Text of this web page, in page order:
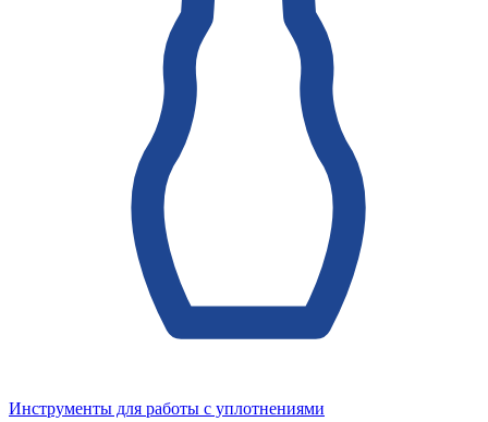
Инструменты для работы с уплотнениями